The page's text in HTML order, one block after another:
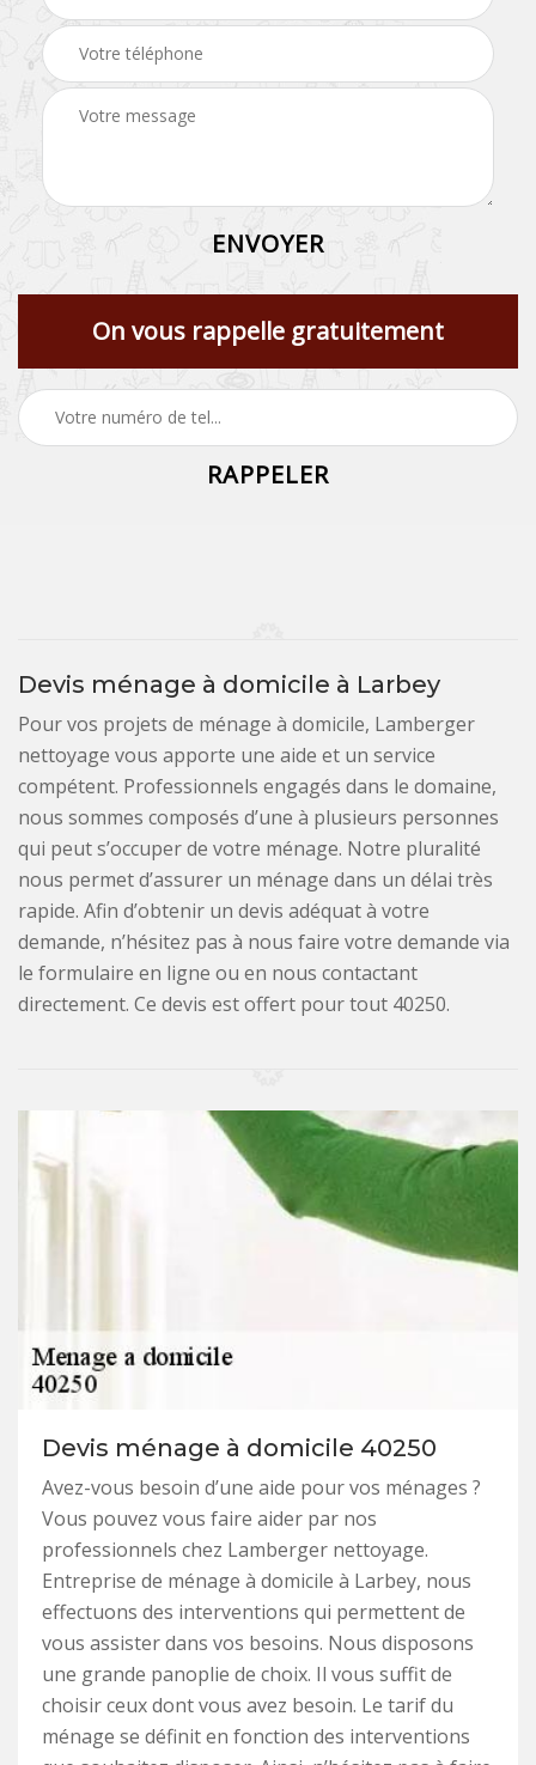
On vous rappelle gratuitement
Devis ménage à domicile à Larbey
Pour vos projets de ménage à domicile, Lamberger
nettoyage vous apporte une aide et un service
compétent. Professionnels engagés dans le domaine,
nous sommes composés d’une à plusieurs personnes
qui peut s’occuper de votre ménage. Notre pluralité
nous permet d’assurer un ménage dans un délai très
rapide. Afin d’obtenir un devis adéquat à votre
demande, n’hésitez pas à nous faire votre demande via
le formulaire en ligne ou en nous contactant
directement. Ce devis est offert pour tout 40250.
Devis ménage à domicile 40250
Avez-vous besoin d’une aide pour vos ménages ?
Vous pouvez vous faire aider par nos
professionnels chez Lamberger nettoyage.
Entreprise de ménage à domicile à Larbey, nous
effectuons des interventions qui permettent de
vous assister dans vos besoins. Nous disposons
une grande panoplie de choix. Il vous suffit de
choisir ceux dont vous avez besoin. Le tarif du
ménage se définit en fonction des interventions